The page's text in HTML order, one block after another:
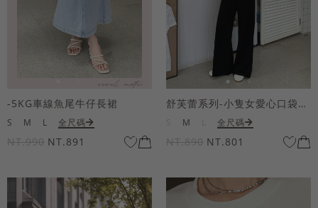
-5KG車線魚尾牛仔長裙
S M L 全尺碼
NT.990 NT.891
舒芙蕾系列-小隻女愛心口袋寬褲
M 全尺碼
NT.890 NT.801